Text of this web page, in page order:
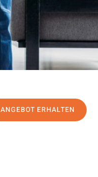
ANGEBOT ERHALTEN